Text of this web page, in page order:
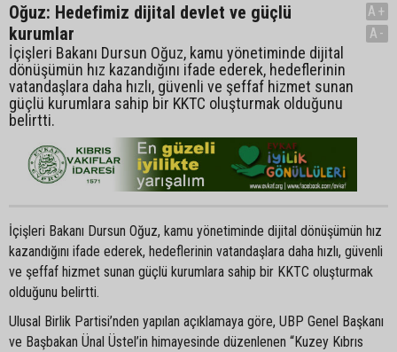
Oğuz: Hedefimiz dijital devlet ve güçlü
kurumlar
İçişleri Bakanı Dursun Oğuz, kamu yönetiminde dijital
dönüşümün hız kazandığını ifade ederek, hedeflerinin
vatandaşlara daha hızlı, güvenli ve şeffaf hizmet sunan
güçlü kurumlara sahip bir KKTC oluşturmak olduğunu
belirtti.
A+
A-
İçişleri Bakanı Dursun Oğuz, kamu yönetiminde dijital dönüşümün hız
kazandığını ifade ederek, hedeflerinin vatandaşlara daha hızlı, güvenli
ve şeffaf hizmet sunan güçlü kurumlara sahip bir KKTC oluşturmak
olduğunu belirtti.
Ulusal Birlik Partisi’nden yapılan açıklamaya göre, UBP Genel Başkanı
ve Başbakan Ünal Üstel’in himayesinde düzenlenen “Kuzey Kıbrıs